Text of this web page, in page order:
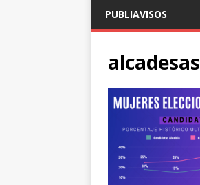
PUBLIAVISOS
alcadesas